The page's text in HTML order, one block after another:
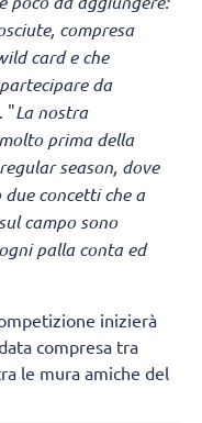
compresa
card e che
da
"La nostra
prima della
season, dove
concetti che a
campo sono
palla conta ed
inizierà
compresa tra
le mura amiche del